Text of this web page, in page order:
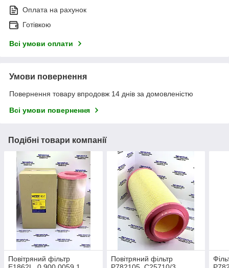
Оплата на рахунок
Готівкою
Всі умови оплати
Умови повернення
Повернення товару впродовж 14 днів за домовленістю
Всі умови повернення
Подібні товари компанії
Повітряний фільтр
Повітряний фільтр